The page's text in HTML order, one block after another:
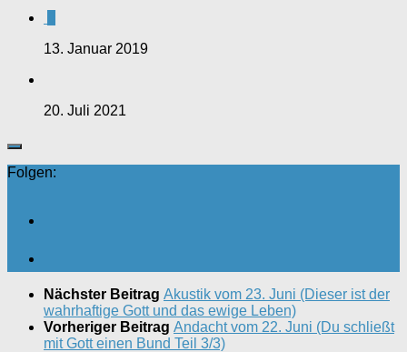
13. Januar 2019
20. Juli 2021
Folgen:
Nächster Beitrag Akustik vom 23. Juni (Dieser ist der
wahrhaftige Gott und das ewige Leben)
Vorheriger Beitrag Andacht vom 22. Juni (Du schließt
mit Gott einen Bund Teil 3/3)